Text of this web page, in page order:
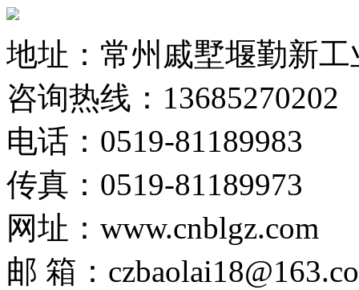
地址：常州戚墅堰勤新工
咨询热线：13685270202
电话：0519-81189983
传真：0519-81189973
网址：www.cnblgz.com
邮 箱：